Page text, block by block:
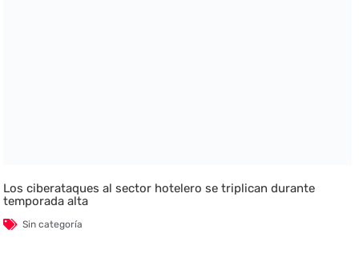
Los ciberataques al sector hotelero se triplican durante
temporada alta
Sin categoría